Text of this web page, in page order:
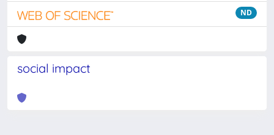
ND
social impact